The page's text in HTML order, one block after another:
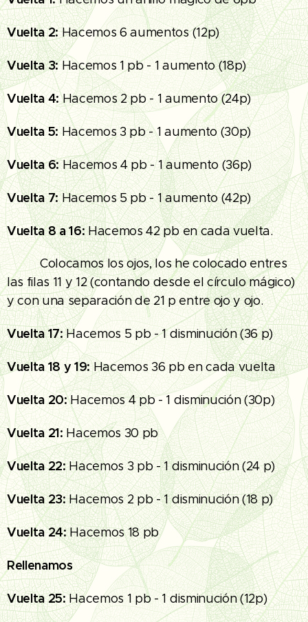
Vuelta 2:Hacemos 6 aumentos (12p)
Vuelta 3:Hacemos 1 pb - 1 aumento (18p)
Vuelta 4:Hacemos 2 pb - 1 aumento (24p)
Vuelta 5:Hacemos 3 pb - 1 aumento (30p)
Vuelta 6:Hacemos 4 pb - 1 aumento (36p)
Vuelta 7:Hacemos 5 pb - 1 aumento (42p)
Vuelta 8 a 16:Hacemos 42 pb en cada vuelta.
👁‍🗨👁‍🗨 Colocamos los ojos, los he colocado entres
las filas 11 y 12 (contando desde el círculo mágico)
y con una separación de 21 p entre ojo y ojo.
Vuelta 17:Hacemos 5 pb - 1 disminución (36 p)
Vuelta 18 y 19:Hacemos 36 pb en cada vuelta
Vuelta 20:Hacemos 4 pb - 1 disminución (30p)
Vuelta 21:Hacemos 30 pb
Vuelta 22:Hacemos 3 pb - 1 disminución (24 p)
Vuelta 23:Hacemos 2 pb - 1 disminución (18 p)
Vuelta 24:Hacemos 18 pb
Rellenamos
Vuelta 25:Hacemos 1 pb - 1 disminución (12p)